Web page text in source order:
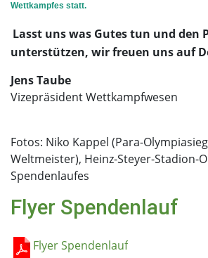
Wettkampfes statt.
Lasst uns was Gutes tun und den
unterstützen, wir freuen uns auf
Jens Taube
Vizepräsident Wettkampfwesen
Fotos: Niko Kappel (Para-
Weltmeister), Heinz-Steyer-Stadion-
Spendenlaufes
Flyer Spendenlauf
Flyer Spendenlauf